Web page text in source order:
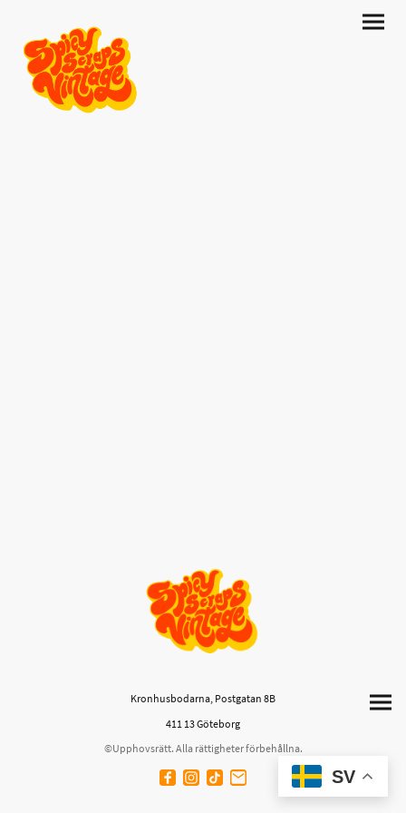
Kronhusbodarna, Postgatan 8B
411 13 Göteborg
©Upphovsrätt. Alla rättigheter förbehållna.
SV